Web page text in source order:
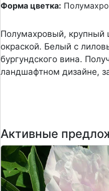
Форма цветка:
Полумахровый, крупный
окраской. Белый с
бургундского вина.
ландшафтном дизайне,
Активные